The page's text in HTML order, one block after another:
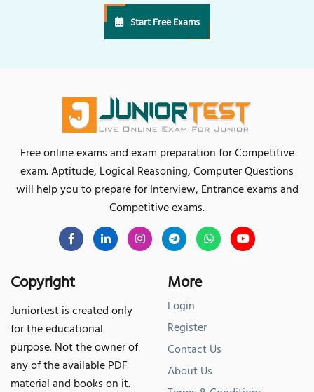
Start Free Exams
Free online exams and exam preparation for Competitive
exam. Aptitude, Logical Reasoning, Computer Questions
will help you to prepare for Interview, Entrance exams and
Competitive exams.
Copyright
Juniortest is created only
for the educational
purpose. Not the owner of
any of the available PDF
material and books on it.
More
Login
Register
Contact Us
About Us